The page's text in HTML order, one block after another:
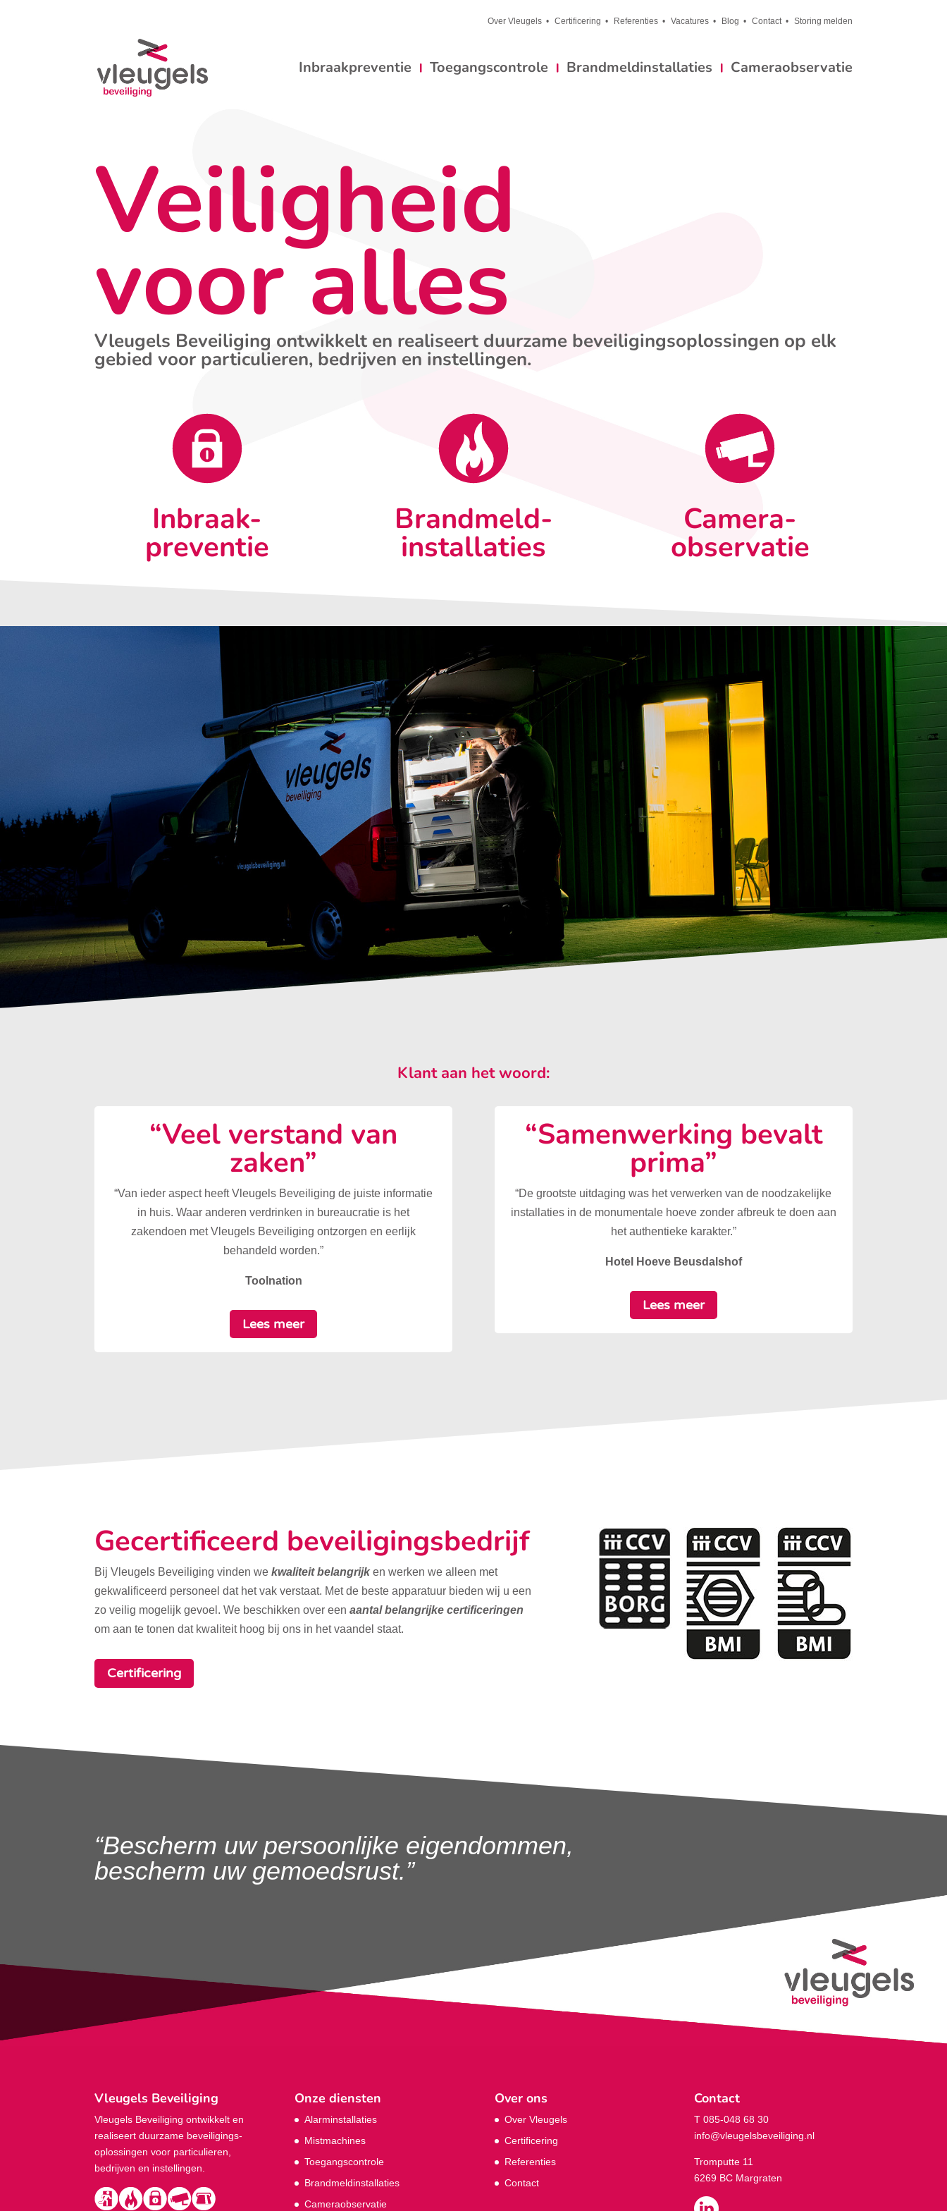
Over Vleugels Certificering Referenties Vacatures Blog Contact Storing melden
Inbraakpreventie Toegangscontrole Brandmeldinstallaties Cameraobservatie
Veiligheid
voor alles
Vleugels Beveiliging ontwikkelt en realiseert duurzame beveiligingsoplossingen op elk
gebied voor particulieren, bedrijven en instellingen.
Inbraak-
preventie
Brandmeld-
installaties
Camera-
observatie
Klant aan het woord:
“Veel verstand van
zaken”
“Van ieder aspect heeft Vleugels Beveiliging de juiste informatie
in huis. Waar anderen verdrinken in bureaucratie is het
zakendoen met Vleugels Beveiliging ontzorgen en eerlijk
behandeld worden.”
Toolnation
Lees meer
“Samenwerking bevalt
prima”
“De grootste uitdaging was het verwerken van de noodzakelijke
installaties in de monumentale hoeve zonder afbreuk te doen aan
het authentieke karakter.”
Hotel Hoeve Beusdalshof
Lees meer
Gecertificeerd beveiligingsbedrijf
Bij Vleugels Beveiliging vinden wekwaliteit belangrijk en werken we alleen met
gekwalificeerd personeel dat het vak verstaat. Met de beste apparatuur bieden wij u een
zo veilig mogelijk gevoel. We beschikken over eenaantal belangrijke certificeringen
om aan te tonen dat kwaliteit hoog bij ons in het vaandel staat.
Certificering
“Bescherm uw persoonlijke eigendommen,
bescherm uw gemoedsrust.”
Vleugels Beveiliging
Vleugels Beveiliging ontwikkelt en
realiseert duurzame beveiligings­
oplossingen voor particulieren,
bedrijven en instellingen.
Onze diensten
Alarminstallaties
Mistmachines
Toegangscontrole
Brandmeldinstallaties
Cameraobservatie
Over ons
Over Vleugels
Certificering
Referenties
Contact
Contact
T 085-048 68 30
info@vleugelsbeveiliging.nl
Tromputte 11
6269 BC Margraten